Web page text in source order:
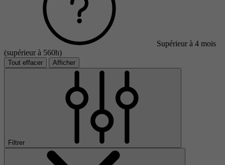
Supérieur à 4 mois
(supérieur à 560h)
Tout effacer Afficher
Filtrer